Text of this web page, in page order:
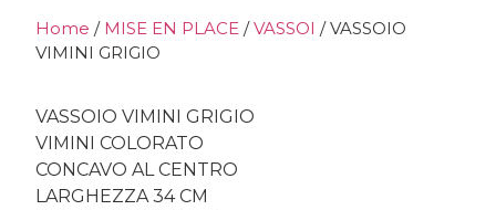
Home / MISE EN PLACE /VASSOI / VASSOIO
VIMINI GRIGIO
VASSOIO VIMINI GRIGIO
VIMINI COLORATO
CONCAVO AL CENTRO
LARGHEZZA 34 CM